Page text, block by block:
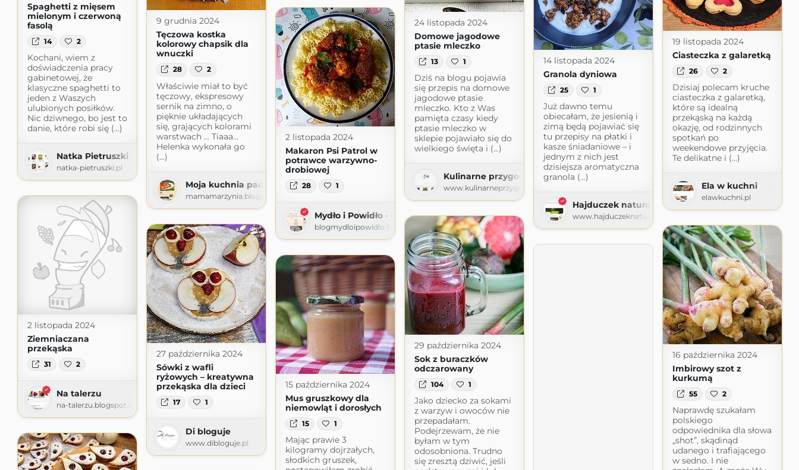
Spaghetti z mięsem
mielonym i czerwoną
fasolą
14 2
Kochani, wiem z
doświadczenia pracy
gabinetowej, że
klasyczne spaghetti to
jeden z Waszych
ulubionych posiłków.
Nic dziwnego, bo jest to
danie, które robi się (...)
Natka Pietruszki
natka-pietruszki.pl
9 grudnia 2024
Tęczowa kostka
kolorowy chapsik dla
wnuczki
28 2
Właściwie miał to być
tęczowy, ekspresowy
sernik na zimno, o
pięknie układających
się, grających kolorami
warstwach ... Tiaaa...
Helenka wykonała go
(...)
Moja kuchnia pachnąca... barszczem.
mamamarzynia.blogspot.com
24 listopada 2024
Domowe jagodowe
ptasie mleczko
13 1
Dziś na blogu pojawia
się przepis na domowe
jagodowe ptasie
mleczko. Kto z Was
pamięta czasy kiedy
ptasie mleczko w
sklepie pojawiało się do
wielkiego święta i (...)
Kulinarne przygody Gatity
www.kulinarneprzygodygatity.pl
19 listopada 2024
Ciasteczka z galaretką
26 2
Dzisiaj polecam kruche
ciasteczka z galaretką,
które są idealną
przekąską na każdą
okazję, od rodzinnych
spotkań po
weekendowe przyjęcia.
Te delikatne i (...)
Ela w kuchni
elawkuchni.pl
14 listopada 2024
Granola dyniowa
25 1
Już dawno temu
obiecałam, że jesienią i
zimą będą pojawiać się
tu przepisy na płatki i
kasze śniadaniowe – i
jednym z nich jest
dzisiejsza aromatyczna
granola (...)
Hajduczek naturalnie
www.hajduczeknaturalnie.pl
2 listopada 2024
Makaron Psi Patrol w
potrawce warzywno-
drobiowej
28 1
Mydło i Powidło - blog nie tylko kulinarny
blogmydloipowidlo.blogspot.com
2 listopada 2024
Ziemniaczana
przekąska
31 2
Na talerzu
na-talerzu.blogspot.com
29 października 2024
Sok z buraczków
odczarowany
104 1
Jako dziecko za sokami
z warzyw i owoców nie
przepadałam.
Podejrzewam, że nie
byłam w tym
odosobniona. Trudno
się zresztą dziwić, jeśli
27 października 2024
Sówki z wafli
ryżowych – kreatywna
przekąska dla dzieci
17 1
Di bloguje
www.dibloguje.pl
16 października 2024
Imbirowy szot z
kurkumą
55 2
Naprawdę szukałam
polskiego
odpowiednika dla słowa
„shot”, skądinąd
udanego i trafiającego
w sedno. I nie
15 października 2024
Mus gruszkowy dla
niemowląt i dorosłych
15 1
Mając prawie 3
kilogramy dojrzałych,
słodkich gruszek,